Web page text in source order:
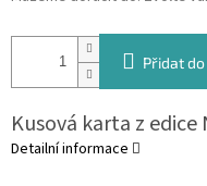
Přidat
Kusová karta z edice
Detailní informace